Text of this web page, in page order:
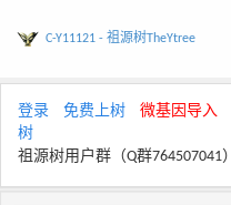
C-Y11121 - 祖源树TheYtree
登录 免费上树 微基因导入
树
祖源树用户群（Q群764507041）